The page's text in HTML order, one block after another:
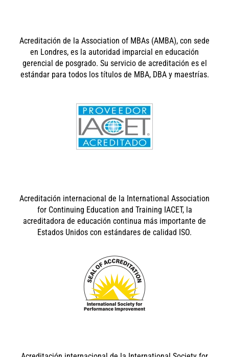
Acreditación de la Association of MBAs (AMBA), con sede
en Londres, es la autoridad imparcial en educación
gerencial de posgrado. Su servicio de acreditación es el
estándar para todos los títulos de MBA, DBA y maestrías.
Acreditación internacional de la International Association
for Continuing Education and Training IACET, la
acreditadora de educación continua más importante de
Estados Unidos con estándares de calidad ISO.